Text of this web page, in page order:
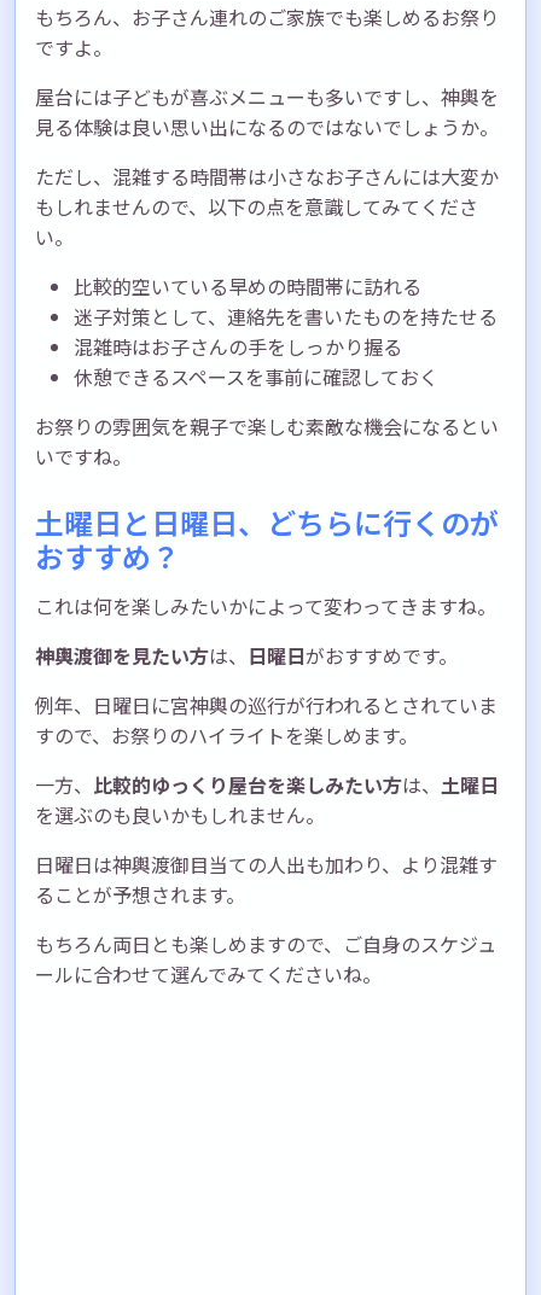
もちろん、お子さん連れのご家族でも楽しめるお祭り
ですよ。
屋台には子どもが喜ぶメニューも多いですし、神輿を
見る体験は良い思い出になるのではないでしょうか。
ただし、混雑する時間帯は小さなお子さんには大変か
もしれませんので、以下の点を意識してみてくださ
い。
比較的空いている早めの時間帯に訪れる
迷子対策として、連絡先を書いたものを持たせる
混雑時はお子さんの手をしっかり握る
休憩できるスペースを事前に確認しておく
お祭りの雰囲気を親子で楽しむ素敵な機会になるとい
いですね。
土曜日と日曜日、どちらに行くのが
おすすめ？
これは何を楽しみたいかによって変わってきますね。
神輿渡御を見たい方は、 日曜日がおすすめです。
例年、日曜日に宮神輿の巡行が行われるとされていま
すので、お祭りのハイライトを楽しめます。
一方、 比較的ゆっくり屋台を楽しみたい方は、 土曜日
を選ぶのも良いかもしれません。
日曜日は神輿渡御目当ての人出も加わり、より混雑す
ることが予想されます。
もちろん両日とも楽しめますので、ご自身のスケジュ
ールに合わせて選んでみてくださいね。